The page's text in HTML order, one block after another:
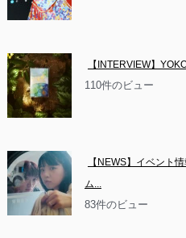
【INTERVIEW】
110件のビュー
【NEWS】イベント
ム...
83件のビュー